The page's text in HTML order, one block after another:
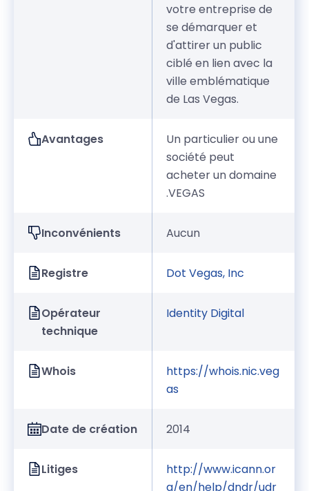
votre entreprise de
se démarquer et
d'attirer un public
ciblé en lien avec la
ville emblématique
de Las Vegas.
Avantages
Un particulier ou une
société peut
acheter un domaine
.VEGAS
Inconvénients Aucun
Registre Dot Vegas, Inc
Opérateur
technique
Identity Digital
Whois
https://whois.nic.veg
as
Date de création 2014
Litiges
http://www.icann.or
g/en/help/dndr/udr